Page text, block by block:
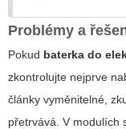
Problémy a
Pokud baterka do
zkontrolujte nejprve
články vyměnitelné,
přetrvává. V modulích